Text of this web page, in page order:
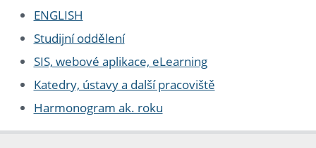
ENGLISH
Studijní oddělení
SIS, webové aplikace, eLearning
Katedry, ústavy a další pracoviště
Harmonogram ak. roku